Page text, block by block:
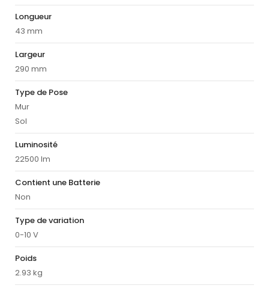
Longueur
43 mm
Largeur
290 mm
Type de Pose
Mur
Sol
Luminosité
22500 lm
Contient une Batterie
Non
Type de variation
0-10 V
Poids
2.93 kg